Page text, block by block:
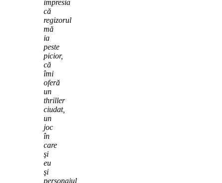
impresia
că
regizorul
mă
ia
peste
picior,
că
îmi
oferă
un
thriller
ciudat,
un
joc
în
care
şi
eu
şi
personajul